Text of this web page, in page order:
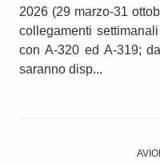
2026 (29 marzo-31
collegamenti
con A-320 ed A-319;
saranno disp...